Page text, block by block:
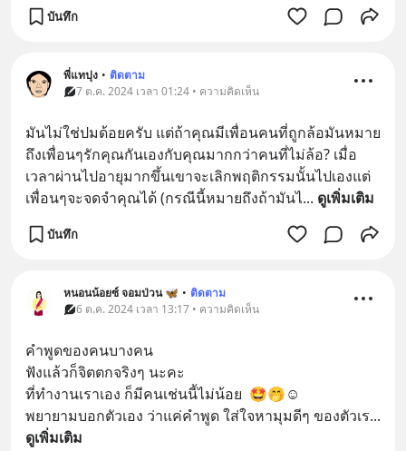
บันทึก
พี่แทปุง • ติดตาม
7 ต.ค. 2024 เวลา 01:24 • ความคิดเห็น
มันไม่ใช่ปมด้อยครับ แต่ถ้าคุณมีเพื่อนคนที่ถูกล้อมันหมาย
ถึงเพื่อนๆรักคุณกันเองกับคุณมากกว่าคนที่ไม่ล้อ? เมื่อ
เวลาผ่านไปอายุมากขึ้นเขาจะเลิกพฤติกรรมนั้นไปเองแต่
เพื่อนๆจะจดจำคุณได้ (กรณีนี้หมายถึงถ้ามันไ... ดูเพิ่มเติม
บันทึก
หนอนน้อยซ์ จอมป่วน 🦋 • ติดตาม
6 ต.ค. 2024 เวลา 13:17 • ความคิดเห็น
คำพูดของคนบางคน
ฟังแล้วก็จิตตกจริงๆ นะคะ
ที่ทำงานเราเอง ก็มีคนเช่นนี้ไม่น้อย  🤩🤭☺️
พยายามบอกตัวเอง ว่าแค่คำพูด ใส่ใจหามุมดีๆ ของตัวเร
ดูเพิ่มเติม